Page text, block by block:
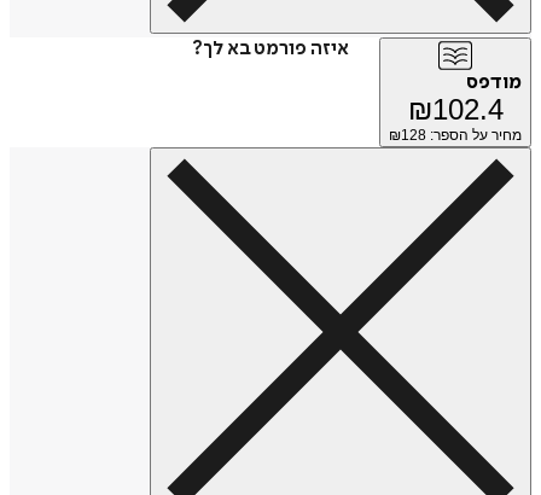
איזה פורמט בא לך?
מודפס
₪102.4
מחיר על הספר: ₪ 128